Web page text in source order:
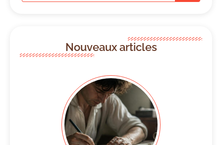
Nouveaux articles